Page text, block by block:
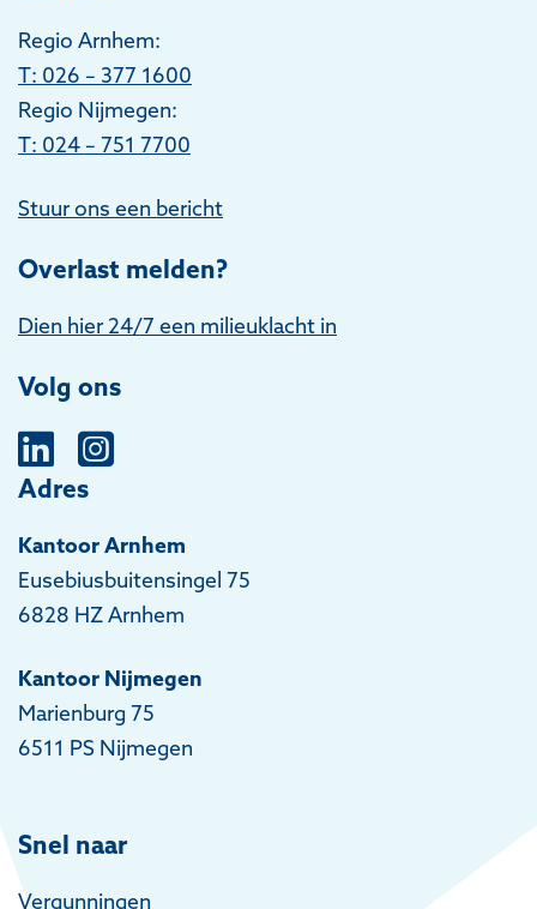
Regio Arnhem:
T: 026 – 377 1600
Regio Nijmegen:
T: 024 – 751 7700
Stuur ons een bericht
Overlast melden?
Dien hier 24/7 een milieuklacht in
Volg ons
Adres
Kantoor Arnhem
Eusebiusbuitensingel 75
6828 HZ Arnhem
Kantoor Nijmegen
Marienburg 75
6511 PS Nijmegen
Snel naar
Vergunningen